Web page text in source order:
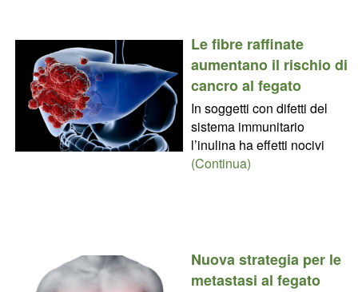
Le fibre raffinate
aumentano il rischio di
cancro al fegato
In soggetti con difetti del
sistema immunitario
l’inulina ha effetti nocivi
(Continua)
Nuova strategia per le
metastasi al fegato